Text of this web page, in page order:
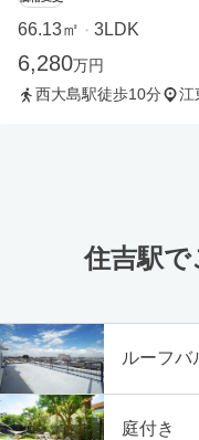
66.13㎡ ・ 3LDK
6,280万円
西大島駅徒歩10分
江
住吉駅
ルーフバ
庭付き